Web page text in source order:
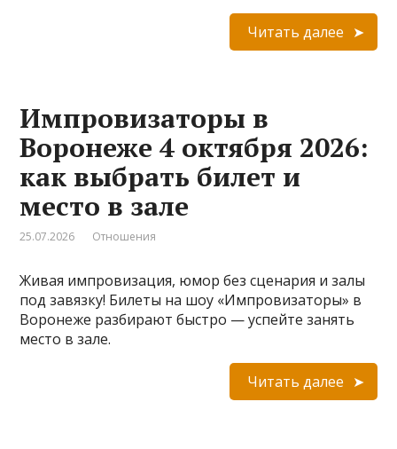
Читать далее
Импровизаторы в
Воронеже 4 октября 2026:
как выбрать билет и
место в зале
25.07.2026 Отношения
Живая импровизация, юмор без сценария и залы
под завязку! Билеты на шоу «Импровизаторы» в
Воронеже разбирают быстро — успейте занять
место в зале.
Читать далее